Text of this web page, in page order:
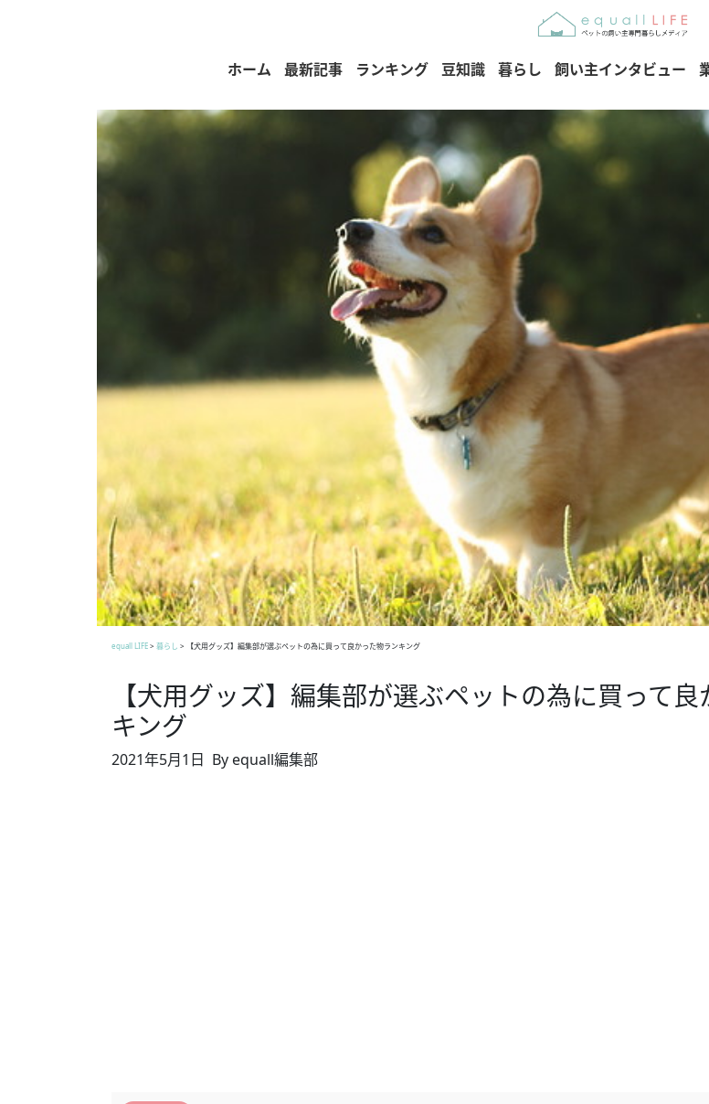
ホーム 最新記事 ランキング 豆知識 暮らし 飼い主インタビュー
equall LIFE> 暮らし > 【犬用グッズ】編集部が選ぶペットの為に買って良かった物ランキング
【犬用グッズ】編集部が選ぶペットの為に買って
キング
2021年5月1日 By equall編集部